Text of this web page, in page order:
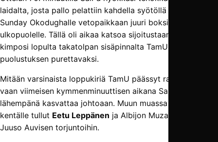
laidalta, josta pallo pelattiin kahdella syötöllä Ekhiabhi
Sunday Okodughalle vetopaikkaan juuri boksin
ulkopuolelle. Tällä oli aikaa katsoa sijoitustaan, mutta veto
kimposi lopulta takatolpan sisäpinnalta TamU-
puolustuksen purettavaksi.
Mitään varsinaista loppukiriä TamU päässyt rakentamaan,
vaan viimeisen kymmenminuuttisen aikana SalPa oli
lähempänä kasvattaa johtoaan. Muun muassa vaihdosta
kentälle tullut Eetu Leppänen ja Albijon Muzaci pakottivat
Juuso Auvisen torjuntoihin.